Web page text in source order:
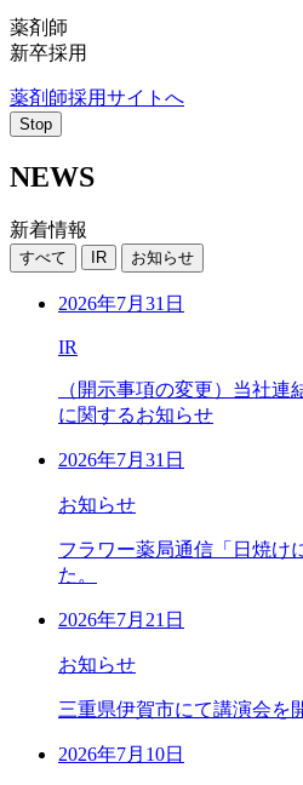
薬剤師
新卒採用
薬剤師採用サイトへ
Stop
NEWS
新着情報
すべて IR お知らせ
2026年7月31日
IR
（開示事項の変更）当社
に関するお知らせ
2026年7月31日
お知らせ
フラワー薬局通信「日焼け
た。
2026年7月21日
お知らせ
三重県伊賀市にて講演会を
2026年7月10日